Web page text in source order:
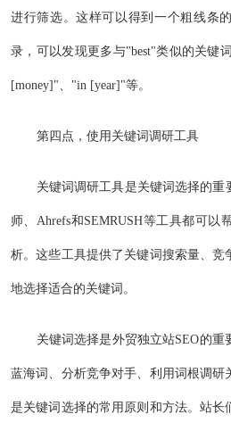
进行筛选。这样可以得到一个粗线条
录，可以发现更多与"best"类似的关键
[money]"、"in [year]"等。
第四点，使用关键词调研工具
关键词调研工具是关键词选择的重
师、Ahrefs和SEMRUSH等工具都可以
析。这些工具提供了关键词搜索量、
地选择适合的关键词。
关键词选择是外贸独立站SEO的
蓝海词、分析竞争对手、利用词根调
是关键词选择的常用原则和方法。站长